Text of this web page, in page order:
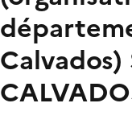
Calvados)